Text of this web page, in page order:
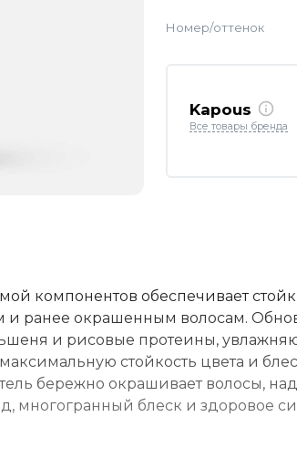
Номер/оттенок
Kapous
Все товары бренда
компонентов обеспечивает
ранее окрашенным волосам.
и рисовые протеины,
стойкость цвета и
бережно окрашивает волосы,
многогранный блеск и здоровое